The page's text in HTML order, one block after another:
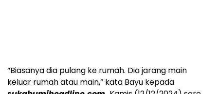
“Biasanya dia pulang ke rumah. Dia jarang main
keluar rumah atau main,” kata Bayu kepada